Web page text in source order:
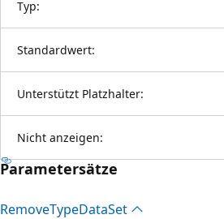
Typ:
Standardwert:
Unterstützt Platzhalter:
Nicht anzeigen:
Parametersätze
RemoveTypeDataSet